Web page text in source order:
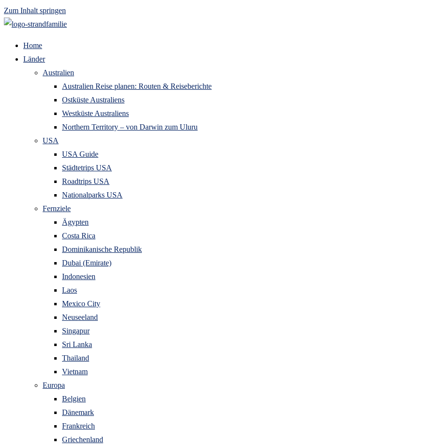
Zum Inhalt springen
Home
Länder
Australien
Australien Reise planen: Routen & Reiseberichte
Ostküste Australiens
Westküste Australiens
Northern Territory – von Darwin zum Uluru
USA
USA Guide
Städtetrips USA
Roadtrips USA
Nationalparks USA
Fernziele
Ägypten
Costa Rica
Dominikanische Republik
Dubai (Emirate)
Indonesien
Laos
Mexico City
Neuseeland
Singapur
Sri Lanka
Thailand
Vietnam
Europa
Belgien
Dänemark
Frankreich
Griechenland